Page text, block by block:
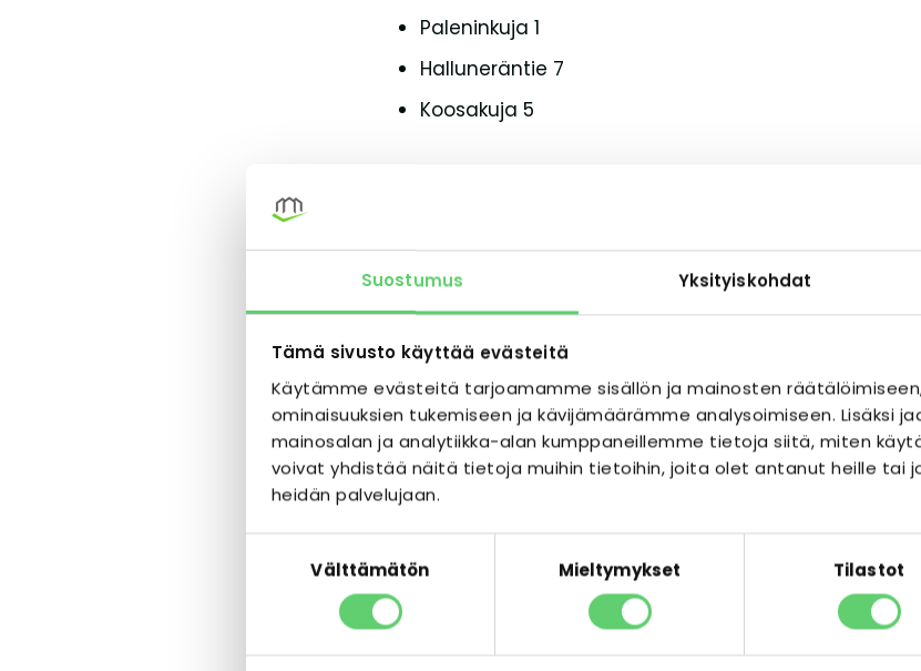
Suostumus Yksityiskohdat
Tämä sivusto käyttää evästeitä
Käytämme evästeitä tarjoamamme sisällön ja mainosten
ominaisuuksien tukemiseen ja kävijämäärämme analysoimiseen. Lisäksi
mainosalan ja analytiikka-alan kumppaneillemme tietoja siitä, miten
voivat yhdistää näitä tietoja muihin tietoihin, joita olet antanut heille tai
heidän palvelujaan.
Välttämätön Mieltymykset Tilastot
Paleninkuja 1
Halluneräntie 7
Koosakuja 5
Liipolankatu 17
Heinola
Syvälahdentie 1
Kyminkatu 71–73
Lammaskallionkatu 7
Kotka
Kalliolankatu 2